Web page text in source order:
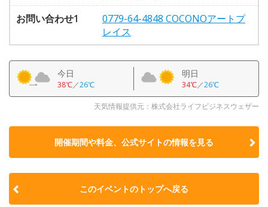
お問い合わせ1
0779-64-4848 COCONOアートプ
レイス
今日
38℃／26℃
明日
34℃／26℃
天気情報提供元：株式会社ライフビジネスウェザー
開催期間や料金、公式サイトの情報を見る
このイベントのトップへ戻る